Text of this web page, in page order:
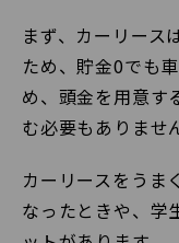
まず、カーリース
ため、貯金0でも
め、頭金を用意す
む必要もありませ
カーリースをうま
なったときや、学